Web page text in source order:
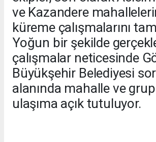
ve Kazandere
küreme çalışmalarını
Yoğun bir şekilde
çalışmalar neticesinde
Büyükşehir Belediyesi
alanında mahalle ve grup
ulaşıma açık tutuluyor.